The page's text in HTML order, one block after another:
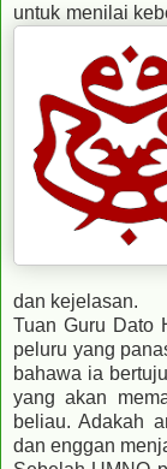
untuk menilai
dan kejelasan.
Tuan Guru Dato
peluru yang
bahawa ia
yang akan
beliau. Adakah
dan enggan